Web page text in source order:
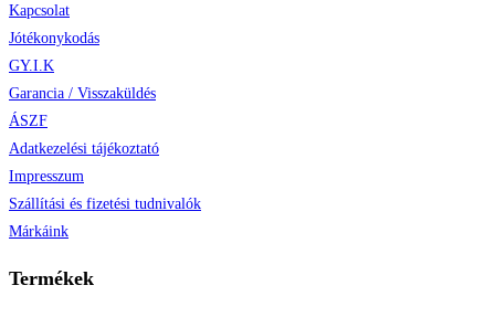
Kapcsolat
Jótékonykodás
GY.I.K
Garancia / Visszaküldés
ÁSZF
Adatkezelési tájékoztató
Impresszum
Szállítási és fizetési tudnivalók
Márkáink
Termékek